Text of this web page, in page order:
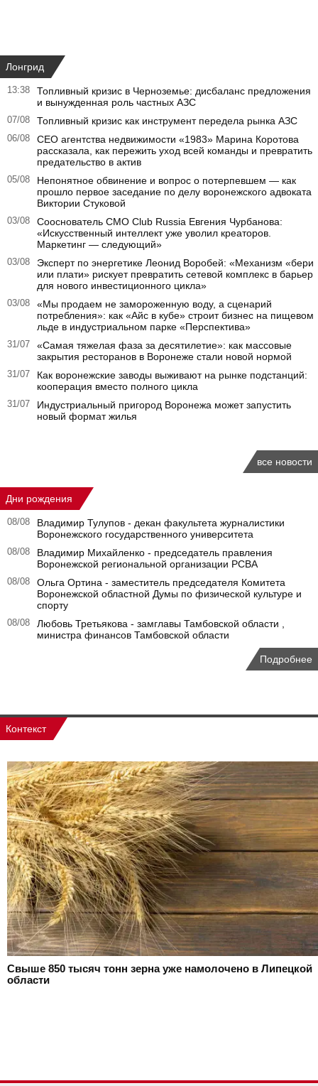
Лонгрид
13:38
Топливный кризис в Черноземье: дисбаланс предложения
и вынужденная роль частных АЗС
07/08 Топливный кризис как инструмент передела рынка АЗС
06/08
CEO агентства недвижимости «1983» Марина Коротова
рассказала, как пережить уход всей команды и превратить
предательство в актив
05/08
Непонятное обвинение и вопрос о потерпевшем — как
прошло первое заседание по делу воронежского адвоката
Виктории Стуковой
03/08
Сооснователь CMO Club Russia Евгения Чурбанова:
«Искусственный интеллект уже уволил креаторов.
Маркетинг — следующий»
03/08
Эксперт по энергетике Леонид Воробей: «Механизм «бери
или плати» рискует превратить сетевой комплекс в барьер
для нового инвестиционного цикла»
03/08
«Мы продаем не замороженную воду, а сценарий
потребления»: как «Айс в кубе» строит бизнес на пищевом
льде в индустриальном парке «Перспектива»
31/07
«Самая тяжелая фаза за десятилетие»: как массовые
закрытия ресторанов в Воронеже стали новой нормой
31/07
Как воронежские заводы выживают на рынке подстанций:
кооперация вместо полного цикла
31/07
Индустриальный пригород Воронежа может запустить
новый формат жилья
все новости
Дни рождения
08/08
Владимир Тулупов - декан факультета журналистики
Воронежского государственного университета
08/08
Владимир Михайленко - председатель правления
Воронежской региональной организации РСВА
08/08
Ольга Ортина - заместитель председателя Комитета
Воронежской областной Думы по физической культуре и
спорту
08/08
Любовь Третьякова - замглавы Тамбовской области ,
министра финансов Тамбовской области
Подробнее
Контекст
Свыше 850 тысяч тонн зерна уже намолочено в Липецкой
области